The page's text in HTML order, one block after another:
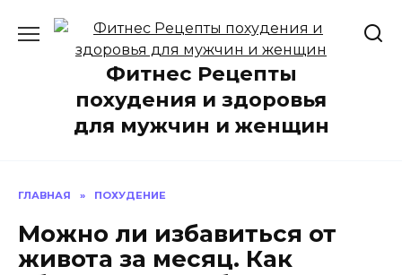
содержанию
Фитнес Рецепты
похудения и здоровья
для мужчин и женщин
ГЛАВНАЯ » ПОХУДЕНИЕ
Можно ли избавиться от
живота за месяц. Как